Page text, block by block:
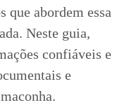
que abordem essa
Neste guia,
confiáveis e
e